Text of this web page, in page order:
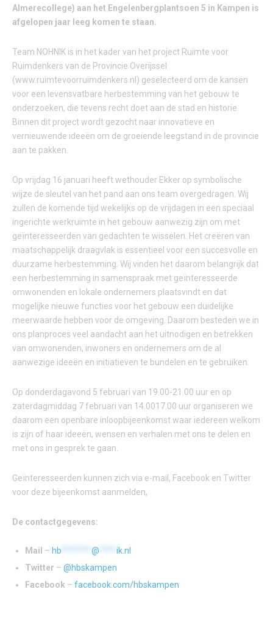
Almerecollege) aan het Engelenbergplantsoen 5 in Kampen is
afgelopen jaar leeg komen te staan.
Team NOHNIK is in het kader van het project Ruimte voor
Ruimdenkers van de Provincie Overijssel
(www.ruimtevoorruimdenkers.nl) geselecteerd om de kansen
voor een levensvatbare herbestemming van het gebouw te
onderzoeken, die tevens recht doet aan de stad en historie.
Binnen dit project wordt gezocht naar innovatieve en
vernieuwende ideeën om de groeiende leegstand in de provincie
aan te pakken.
Op vrijdag 16 januari heeft wethouder Ekker op symbolische
wijze de sleutel van het pand aan ons team overgedragen. Wij
zullen de komende tijd wekelijks op de vrijdagen in een speciaal
ingerichte werkruimte in het gebouw aanwezig zijn om met
geïnteresseerden van gedachten te wisselen. Het creëren van
maatschappelijk draagvlak is essentieel voor een succesvolle en
duurzame herbestemming. Wij vinden het daarom belangrijk dat
een herbestemming in samenspraak met geïnteresseerde
omwonenden en lokale ondernemers plaatsvindt en dat
mogelijke nieuwe functies voor het gebouw een duidelijke
meerwaarde hebben voor de omgeving. Daarom besteden we in
ons planproces veel aandacht aan het uitnodigen en betrekken
van omwonenden, inwoners en ondernemers om de al
aanwezige ideeën en initiatieven te bundelen en te gebruiken.
Op donderdagavond 5 februari van 19.00-21.00 uur en op
zaterdagmiddag 7 februari van 14.0017.00 uur organiseren we
daarom een openbare inloopbijeenkomst waar iedereen welkom
is zijn of haar ideeën, wensen en verhalen met ons te delen en
met ons in gesprek te gaan.
Geïnteresseerden kunnen zich via e-mail, Facebook en Twitter
voor deze bijeenkomst aanmelden,
De contactgegevens:
Mail – hb @
ik.nl
Twitter – @hbskampen
Facebook – facebook.com/hbskampen